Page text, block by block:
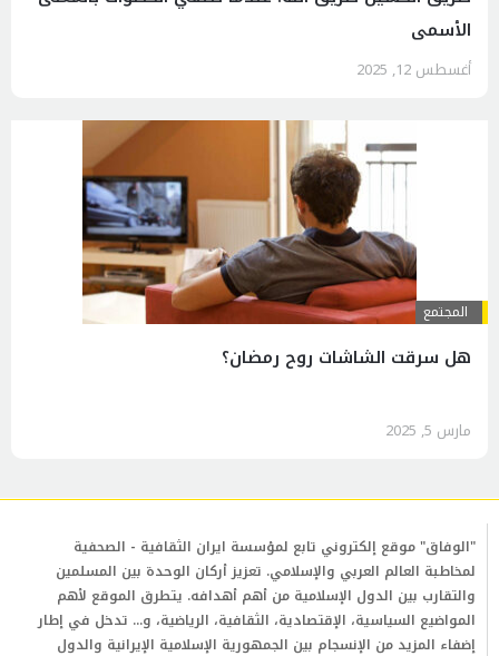
الأسمى
أغسطس 12, 2025
المجتمع
هل سرقت الشاشات روح رمضان؟
مارس 5, 2025
"الوفاق" موقع إلكتروني تابع لمؤسسة ايران الثقافية - الصحفية
لمخاطبة العالم العربي والإسلامي. تعزيز أركان الوحدة بين المسلمين
والتقارب بين الدول الإسلامية من أهم أهدافه. يتطرق الموقع لأهم
المواضيع السياسية، الإقتصادية، الثقافية، الرياضية، و... تدخل في إطار
إضفاء المزيد من الإنسجام بين الجمهورية الإسلامية الإيرانية والدول